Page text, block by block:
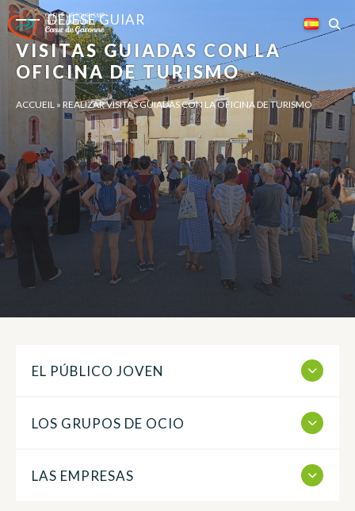
VISITAS GUIADAS CON LA
OFICINA DE TURISMO
DÉJESE GUIAR
ACCUEIL » REALIZAR VISITAS GUIADAS CON LA OFICINA DE TURISMO
EL PÚBLICO JOVEN
LOS GRUPOS DE OCIO
LAS EMPRESAS
Panel de gestión de cookies